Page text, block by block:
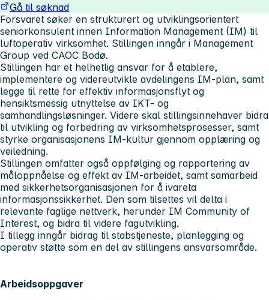
Gå til søknad
Forsvaret søker en strukturert og utviklingsorientert
seniorkonsulent innen Information Management (IM) til
luftoperativ virksomhet. Stillingen inngår i Management
Group ved CAOC Bodø.
Stillingen har et helhetlig ansvar for å etablere,
implementere og videreutvikle avdelingens IM-plan, samt
legge til rette for effektiv informasjonsflyt og
hensiktsmessig utnyttelse av IKT- og
samhandlingsløsninger. Videre skal stillingsinnehaver bidra
til utvikling og forbedring av virksomhetsprosesser, samt
styrke organisasjonens IM-kultur gjennom opplæring og
veiledning.
Stillingen omfatter også oppfølging og rapportering av
måloppnåelse og effekt av IM-arbeidet, samt samarbeid
med sikkerhetsorganisasjonen for å ivareta
informasjonssikkerhet. Den som tilsettes vil delta i
relevante faglige nettverk, herunder IM Community of
Interest, og bidra til videre fagutvikling.
I tillegg inngår bidrag til stabstjeneste, planlegging og
operativ støtte som en del av stillingens ansvarsområde.
Arbeidsoppgaver